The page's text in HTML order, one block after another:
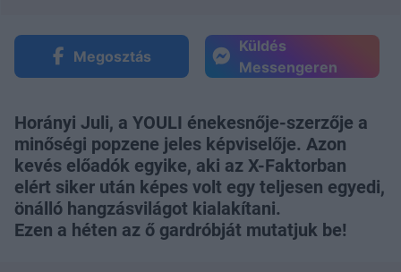
Megosztás
Küldés
Messengeren
Horányi Juli, a YOULI énekesnője-szerzője a
minőségi popzene jeles képviselője. Azon
kevés előadók egyike, aki az X-Faktorban
elért siker után képes volt egy teljesen egyedi,
önálló hangzásvilágot kialakítani.
Ezen a héten az ő gardróbját mutatjuk be!